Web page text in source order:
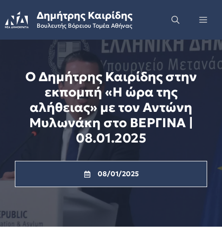
to
content
Δημήτρης Καιρίδης
Βουλευτής Βόρειου Τομέα Αθήνας
Ο Δημήτρης Καιρίδης στην
εκπομπή «Η ώρα της
αλήθειας» με τον Αντώνη
Μυλωνάκη στο ΒΕΡΓΙΝΑ |
08.01.2025
08/01/2025